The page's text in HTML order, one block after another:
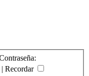
| Recordar